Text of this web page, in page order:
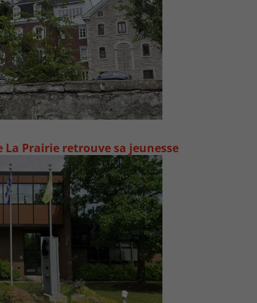
Prairie retrouve sa jeunesse